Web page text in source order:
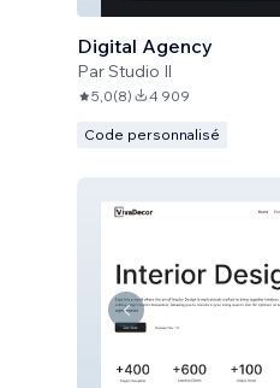
Digital Agency
ParStudio Il
5,0(8) 4 909
Code personnalisé